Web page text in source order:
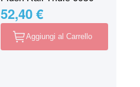
52,40 €
Aggiungi al Carrello